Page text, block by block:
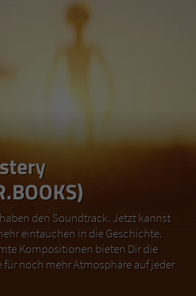
den Soundtrack. Jetzt kannst
eintauchen in die Geschichte.
Kompositionen bieten Dir die
für noch mehr Atmosphäre auf jeder